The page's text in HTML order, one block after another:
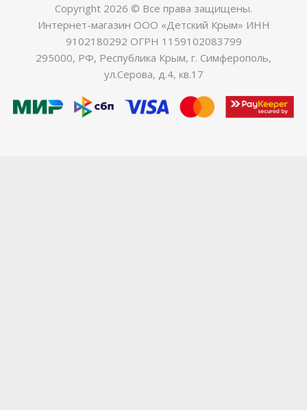
Copyright 2026 © Все права защищены.
Интернет-магазин ООО «Детский Крым» ИНН
9102180292 ОГРН 1159102083799
295000, РФ, Республика Крым, г. Симферополь,
ул.Серова, д.4, кв.17